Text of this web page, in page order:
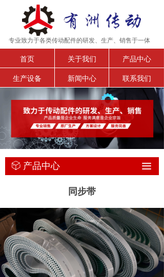
首页 关于我们
产品中心
生产设备
新闻中心 联系我们
专业致力于各类传动配件的研发、生产、销售于一体
同步带
ꁦ 产品中心 끀